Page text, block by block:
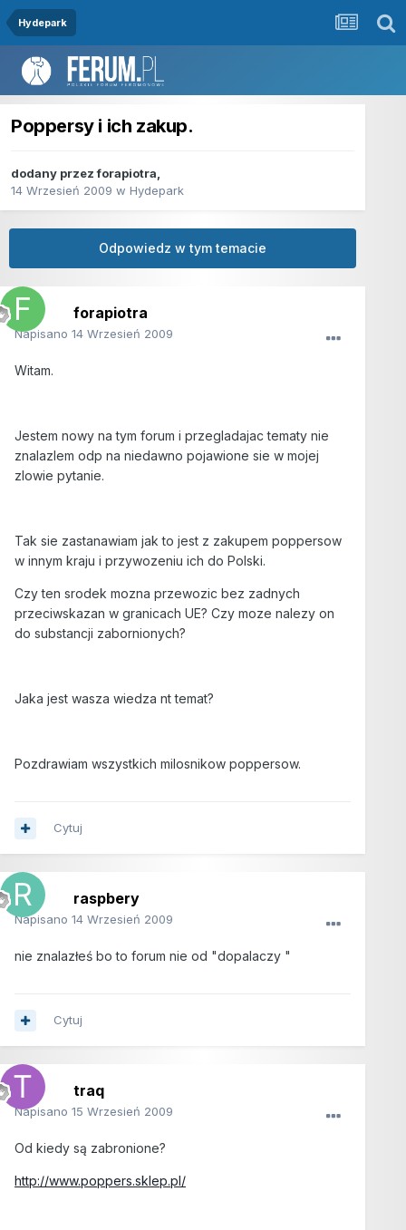
Hydepark
Poppersy i ich zakup.
dodany przezforapiotra,
14 Wrzesień 2009 w Hydepark
Odpowiedz w tym temacie
forapiotra
Napisano 14 Wrzesień 2009
Witam.
Jestem nowy na tym forum i przegladajac tematy nie
znalazlem odp na niedawno pojawione sie w mojej
zlowie pytanie.
Tak sie zastanawiam jak to jest z zakupem poppersow
w innym kraju i przywozeniu ich do Polski.
Czy ten srodek mozna przewozic bez zadnych
przeciwskazan w granicach UE? Czy moze nalezy on
do substancji zabornionych?
Jaka jest wasza wiedza nt temat?
Pozdrawiam wszystkich milosnikow poppersow.
Cytuj
raspbery
Napisano 14 Wrzesień 2009
nie znalazłeś bo to forum nie od "dopalaczy "
Cytuj
traq
Napisano 15 Wrzesień 2009
Od kiedy są zabronione?
http://www.poppers.sklep.pl/